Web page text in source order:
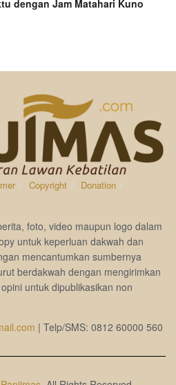
dengan Jam Matahari Kuno
Copyright
Donation
foto, video maupun logo dalam
untuk keperluan dakwah dan
mencantumkan sumbernya
berdakwah dengan mengirimkan
untuk dipublikasikan non
| Telp/SMS: 0812 60000 560